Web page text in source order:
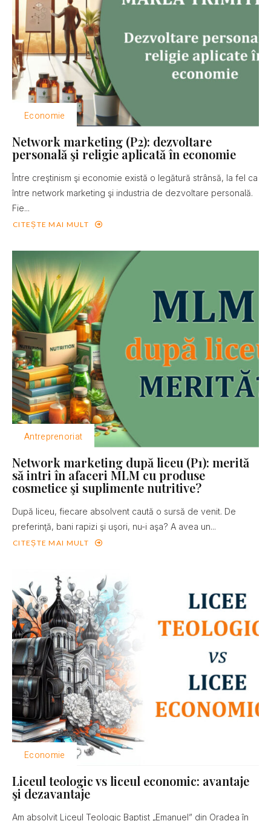
Economie
Network marketing (P2): dezvoltare
personală şi religie aplicată în economie
Între creştinism şi economie există o legătură strânsă, la fel ca
între network marketing şi industria de dezvoltare personală.
Fie...
CITEȘTE MAI MULT
Antreprenoriat
Network marketing după liceu (P1): merită
să intri în afaceri MLM cu produse
cosmetice şi suplimente nutritive?
După liceu, fiecare absolvent caută o sursă de venit. De
preferinţă, bani rapizi şi uşori, nu-i aşa? A avea un...
CITEȘTE MAI MULT
Economie
Liceul teologic vs liceul economic: avantaje
şi dezavantaje
Am absolvit Liceul Teologic Baptist „Emanuel” din Oradea în